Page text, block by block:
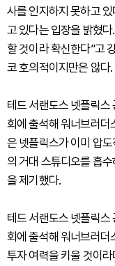
사를 인지하지 못하고
고 있다는 입장을 밝혔
할 것이라 확신한다”고
코 호의적이지만은 않다.
테드 서랜도스 넷플릭
회에 출석해 워너브러더
은 넷플릭스가 이미 압
의 거대 스튜디오를 흡
을 제기했다.
테드 서랜도스 넷플릭
회에 출석해 워너브러더
투자 여력을 키울 것이